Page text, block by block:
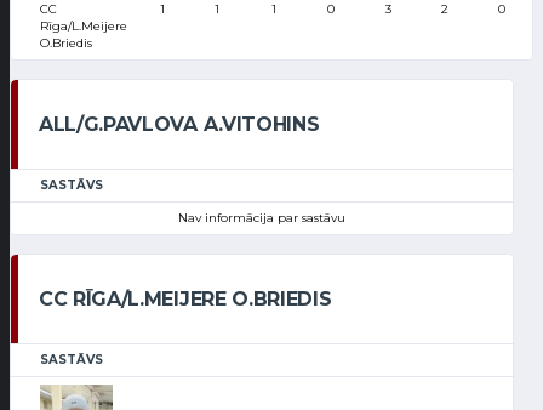
CC
Rīga/L.Meijere
O.Briedis
1 1 1 0 3 2 0
ALL/G.PAVLOVA A.VITOHINS
SASTĀVS
Nav informācija par sastāvu
CC RĪGA/L.MEIJERE O.BRIEDIS
SASTĀVS